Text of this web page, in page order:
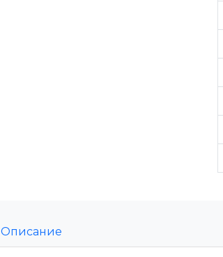
Описание